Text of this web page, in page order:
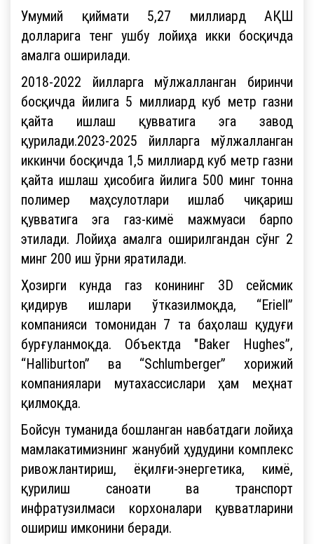
Умумий қиймати 5,27 миллиард АҚШ
долларига тенг ушбу лойиҳа икки босқичда
амалга оширилади.
2018-2022 йилларга мўлжалланган биринчи
босқичда йилига 5 миллиард куб метр газни
қайта ишлаш қувватига эга завод
қурилади.2023-2025 йилларга мўлжалланган
иккинчи босқичда 1,5 миллиард куб метр газни
қайта ишлаш ҳисобига йилига 500 минг тонна
полимер маҳсулотлари ишлаб чиқариш
қувватига эга газ-кимё мажмуаси барпо
этилади. Лойиҳа амалга оширилгандан сўнг 2
минг 200 иш ўрни яратилади.
Ҳозирги кунда газ конининг 3D сейсмик
қидирув ишлари ўтказилмоқда, “Eriell”
компанияси томонидан 7 та баҳолаш қудуғи
бурғуланмоқда. Объектда "Baker Hughes”,
“Halliburton” ва “Schlumberger” хорижий
компаниялари мутахассислари ҳам меҳнат
қилмоқда.
Бойсун туманида бошланган навбатдаги лойиҳа
мамлакатимизнинг жанубий ҳудудини комплекс
ривожлантириш, ёқилғи-энергетика, кимё,
қурилиш саноати ва транспорт
инфратузилмаси корхоналари қувватларини
ошириш имконини беради.